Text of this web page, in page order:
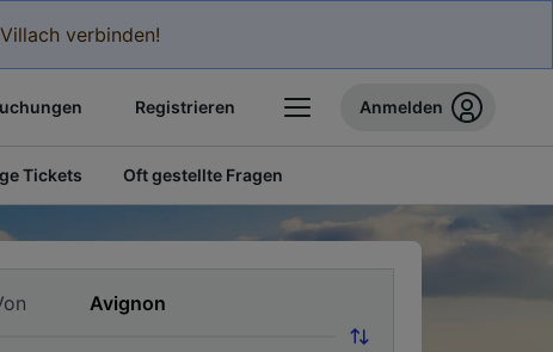
verbinden!
Registrieren Anmelden
Tickets Oft gestellte Fragen